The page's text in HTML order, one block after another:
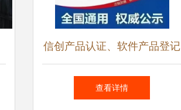
信创产品认证、软件产品登记
测试报告代理与信息咨询服务
查看详情